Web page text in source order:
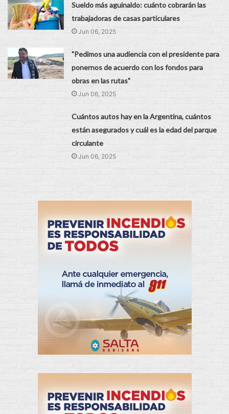
Sueldo más aguinaldo: cuánto cobrarán las
trabajadoras de casas particulares
Jun 06, 2025
"Pedimos una audiencia con el presidente para
ponernos de acuerdo con los fondos para
obras en las rutas"
Jun 06, 2025
Cuántos autos hay en la Argentina, cuántos
están asegurados y cuál es la edad del parque
circulante
Jun 06, 2025